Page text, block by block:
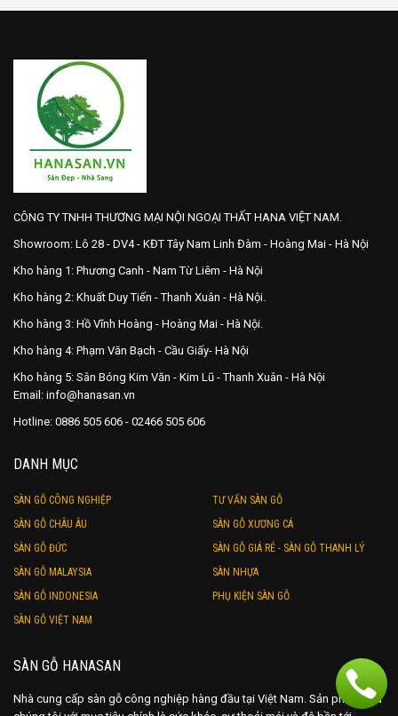
CÔNG TY TNHH THƯƠNG MẠI NỘI NGOẠI THẤT HANA VIỆT NAM.
Showroom: Lô 28 - DV4 - KĐT Tây Nam Linh Đàm - Hoàng Mai - Hà Nội
Kho hàng 1: Phương Canh - Nam Từ Liêm - Hà Nội
Kho hàng 2: Khuất Duy Tiến - Thanh Xuân - Hà Nội.
Kho hàng 3: Hồ Vĩnh Hoàng - Hoàng Mai - Hà Nội.
Kho hàng 4: Phạm Văn Bạch - Cầu Giấy- Hà Nội
Kho hàng 5: Sân Bóng Kim Văn - Kim Lũ - Thanh Xuân - Hà Nội
Email: info@hanasan.vn
Hotline: 0886 505 606 - 02466 505 606
DANH MỤC
SÀN GỖ CÔNG NGHIỆP
SÀN GỖ CHÂU ÂU
SÀN GỖ ĐỨC
SÀN GỖ MALAYSIA
SÀN GỖ INDONESIA
SÀN GỖ VIỆT NAM
TƯ VẤN SÀN GỖ
SÀN GỖ XƯƠNG CÁ
SÀN GỖ GIÁ RẺ - SÀN GỖ THANH LÝ
SÀN NHỰA
PHỤ KIỆN SÀN GỖ
SÀN GỖ HANASAN
Nhà cung cấp sàn gỗ công nghiệp hàng đầu tại Việt Nam. Sản phẩm của